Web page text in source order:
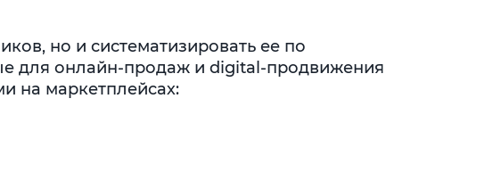
но и систематизировать ее по
для онлайн-продаж и digital-продвижения
на маркетплейсах: